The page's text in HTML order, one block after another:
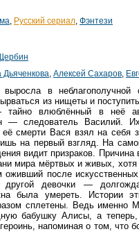
, Русский сериал, Фэнтези
Дьяченкова, Алексей Сахаров,
выросла в неблагополучной
из нищеты и
влюблённый в неё
— следователь Василий.
смерти Вася взял на себя
на первый взгляд. На
видит призраков.
мира мёртвых и живых,
после
другой девочки —
была умереть. Истории
сплетены. Ведь именно
бабушку Алисы, а
напоминая о том, что